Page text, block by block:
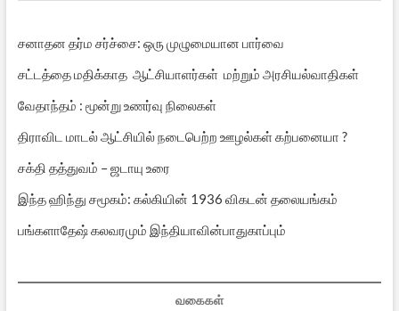
சனாதன தர்ம சர்ச்சை: ஒரு முழுமையான பார்வை
சட்டத்தை மதிக்காத ஆட்சியாளர்கள் மற்றும் அரசியல்வாதிகள்
வேதாந்தம் : மூன்று உணர்வு நிலைகள்
திராவிட மாடல் ஆட்சியில் நடைபெற்ற ஊழல்கள் கற்பனையா ?
சக்தி தத்துவம் – ஜடாயு உரை
இந்த ஹிந்து சமூகம்: கல்கியின் 1936 விகடன் தலையங்கம்
பங்களாதேஷ் கலவரமும் இந்தியாவின்பாதுகாப்பும்
வகைகள்